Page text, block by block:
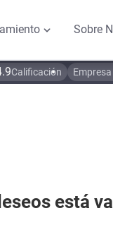
Sobre
Calificación
está